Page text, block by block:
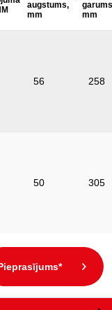
metodi
EN 60900
augstums,
mm
mm
56 258
50 305